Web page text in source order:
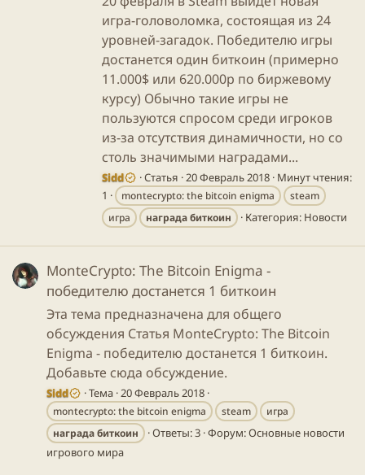
игра-головоломка, состоящая из 24
уровней-загадок. Победителю игры
достанется один биткоин (примерно
11.000$ или 620.000р по биржевому
курсу) Обычно такие игры не
пользуются спросом среди игроков
из-за отсутствия динамичности, но со
столь значимыми наградами...
Sidd Статья 20 Февраль 2018 Минут чтения:
1
montecrypto: the bitcoin enigma
steam
игра
наградабиткоин Категория: Новости
MonteCrypto: The Bitcoin Enigma -
победителю достанется 1 биткоин
Эта тема предназначена для общего
обсуждения Статья MonteCrypto: The Bitcoin
Enigma - победителю достанется 1 биткоин.
Добавьте сюда обсуждение.
Sidd Тема 20 Февраль 2018
montecrypto: the bitcoin enigma steam
игра
наградабиткоин Ответы: 3 Форум:Основные новости
игрового мира